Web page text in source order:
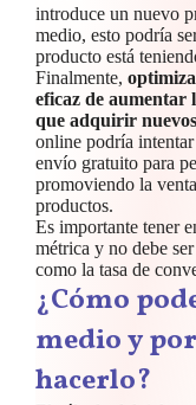
introduce un nuevo
medio, esto podría
producto está
Finalmente,
eficaz de aumentar
que adquirir
online podría
envío gratuito para
promoviendo la
productos.
Es importante tener
métrica y no debe
como la tasa de
¿Cómo
medio y
hacerlo?